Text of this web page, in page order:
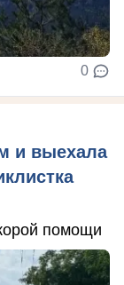
0
и выехала
помощи